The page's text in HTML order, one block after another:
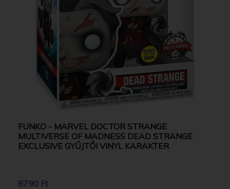
FUNKO - MARVEL DOCTOR STRANGE
MULTIVERSE OF MADNESS DEAD STRANGE
EXCLUSIVE GYŰJTŐI VINYL KARAKTER
8790 Ft